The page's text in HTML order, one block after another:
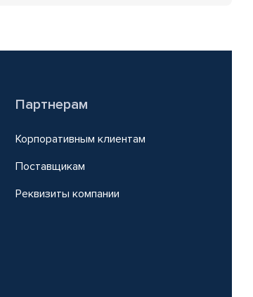
Партнерам
Корпоративным клиентам
Поставщикам
Реквизиты компании